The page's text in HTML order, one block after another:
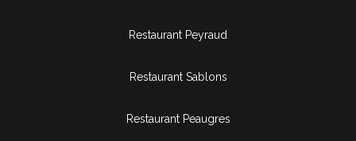
Restaurant Peyraud
Restaurant Sablons
Restaurant Peaugres